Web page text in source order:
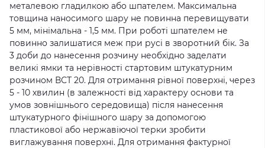
металевою гладилкою або шпателем. Максимальна
товщина наносимого шару не повинна перевищувати
5 мм, мінімальна - 1,5 мм. При роботі шпателем не
повинно залишатися меж при русі в зворотний бік. За
3 доби до нанесення розчину необхідно заделати
великі ямки та нерівності стартовим штукатурним
розчином ВСТ 20. Для отримання рівної поверхні, через
5 - 10 хвилин (в залежності від характеру основи та
умов зовнішнього середовища) після нанесення
штукатурного фінішного шару за допомогою
пластикової або нержавіючої терки зробити
виглажування поверхні. Для отримання фактурної